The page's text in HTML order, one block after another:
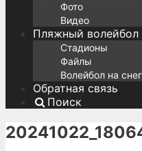
Фото
Видео
Пляжный волейбол
Стадионы
Файлы
Волейбол на
Обратная связь
Поиск